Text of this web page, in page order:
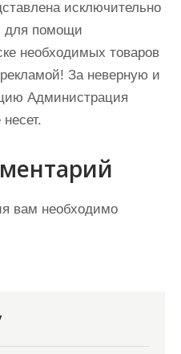
исключительно
для помощи
необходимых товаров
За неверную и
Администрация
вам необходимо